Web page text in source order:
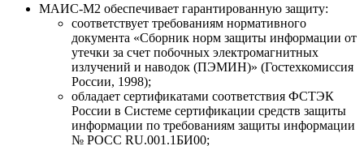
МАИС-М2 обеспечивает гарантированную защиту:
соответствует требованиям нормативного
документа «Сборник норм защиты информации от
утечки за счет побочных электромагнитных
излучений и наводок (ПЭМИН)» (Гостехкомиссия
России, 1998);
обладает сертификатами соответствия ФСТЭК
России в Системе сертификации средств защиты
информации по требованиям защиты информации
№ РОСС RU.001.1БИ00;